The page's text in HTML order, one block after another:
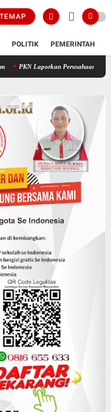
POLITIK PEMERINTAH
Muda, PAMID Buka